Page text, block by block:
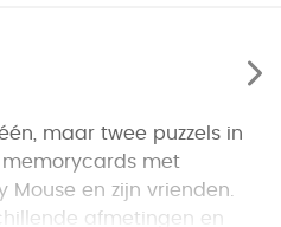
maar twee puzzels in
memorycards met
Mouse en zijn vrienden.
afmetingen en